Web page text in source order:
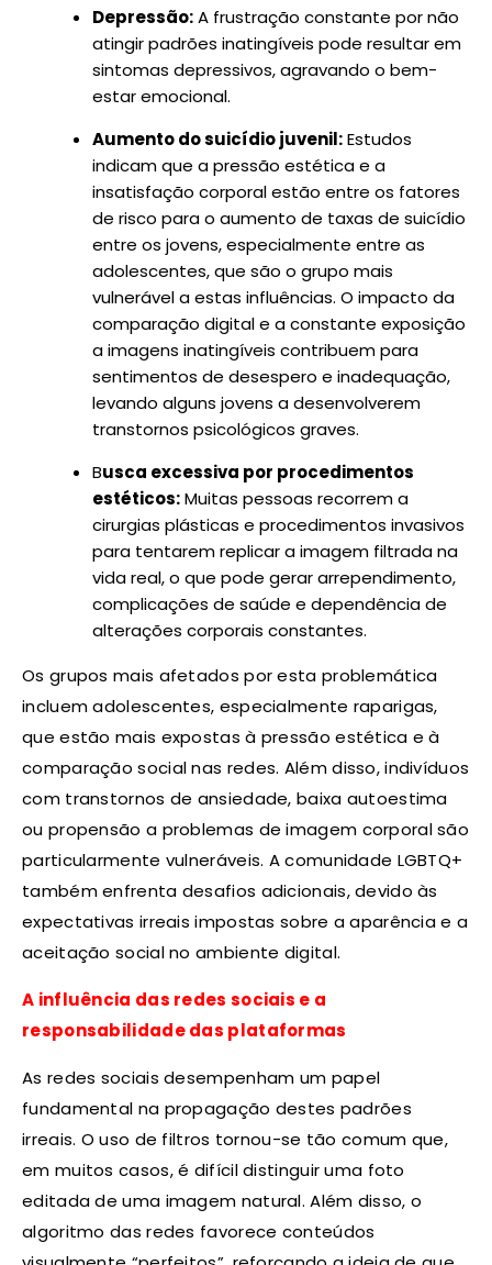
Depressão:A frustração constante por não
atingir padrões inatingíveis pode resultar em
sintomas depressivos, agravando o bem-
estar emocional.
Aumento do suicídio juvenil:Estudos
indicam que a pressão estética e a
insatisfação corporal estão entre os fatores
de risco para o aumento de taxas de suicídio
entre os jovens, especialmente entre as
adolescentes, que são o grupo mais
vulnerável a estas influências. O impacto da
comparação digital e a constante exposição
a imagens inatingíveis contribuem para
sentimentos de desespero e inadequação,
levando alguns jovens a desenvolverem
transtornos psicológicos graves.
Busca excessiva por procedimentos
estéticos:Muitas pessoas recorrem a
cirurgias plásticas e procedimentos invasivos
para tentarem replicar a imagem filtrada na
vida real, o que pode gerar arrependimento,
complicações de saúde e dependência de
alterações corporais constantes.
Os grupos mais afetados por esta problemática
incluem adolescentes, especialmente raparigas,
que estão mais expostas à pressão estética e à
comparação social nas redes. Além disso, indivíduos
com transtornos de ansiedade, baixa autoestima
ou propensão a problemas de imagem corporal são
particularmente vulneráveis. A comunidade LGBTQ+
também enfrenta desafios adicionais, devido às
expectativas irreais impostas sobre a aparência e a
aceitação social no ambiente digital.
A influência das redes sociais e a
responsabilidade das plataformas
As redes sociais desempenham um papel
fundamental na propagação destes padrões
irreais. O uso de filtros tornou-se tão comum que,
em muitos casos, é difícil distinguir uma foto
editada de uma imagem natural. Além disso, o
algoritmo das redes favorece conteúdos